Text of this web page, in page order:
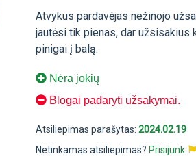
Atvykus pardavėjas nežinojo
jautėsi tik pienas, dar užsisakius
pinigai į balą.
Nėra jokių
Blogai padaryti užsakymai.
Atsiliepimas parašytas:2024.02.19
Netinkamas atsiliepimas?Prisijunk